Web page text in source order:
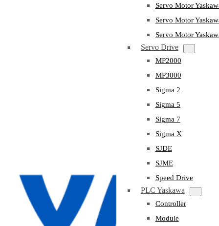
Servo Motor
Servo Motor
Servo Motor
Servo Drive
MP2000
MP3000
Sigma 2
Sigma 5
Sigma 7
Sigma X
SJDE
SJME
Speed Drive
PLC Yaskawa
Controller
Module